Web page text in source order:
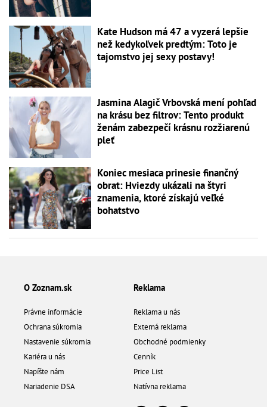
Kate Hudson má 47 a vyzerá lepšie
než kedykoľvek predtým: Toto je
tajomstvo jej sexy postavy!
Jasmina Alagič Vrbovská mení pohľad
na krásu bez filtrov: Tento produkt
ženám zabezpečí krásnu rozžiarenú
pleť
Koniec mesiaca prinesie finančný
obrat: Hviezdy ukázali na štyri
znamenia, ktoré získajú veľké
bohatstvo
O Zoznam.sk
Právne informácie
Ochrana súkromia
Nastavenie súkromia
Kariéra u nás
Napíšte nám
Nariadenie DSA
Reklama
Reklama u nás
Externá reklama
Obchodné podmienky
Cenník
Price List
Natívna reklama